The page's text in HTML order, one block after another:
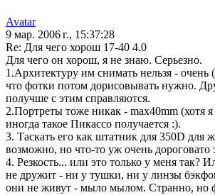
Avatar
9 мар. 2006 г., 15:37:28
Re: Для чего хорош 17-40 4.0
Для чего он хорош, я не знаю. Серьезно.
1.Архитектуру им снимать нельзя - очень
что фотки потом дорисовывать нужно.
получше с этим справляются.
2.Портреты тоже никак - max40mm (хотя
иногда такое Пикассо получается :).
3. Таскать его как штатник для 350D для
возможно, но что-то уж очень дороговато
4. Резкость... или это только у меня так?
не дружит - ни у тушки, ни у линзы
они не живут - мыло мылом. Странно, но